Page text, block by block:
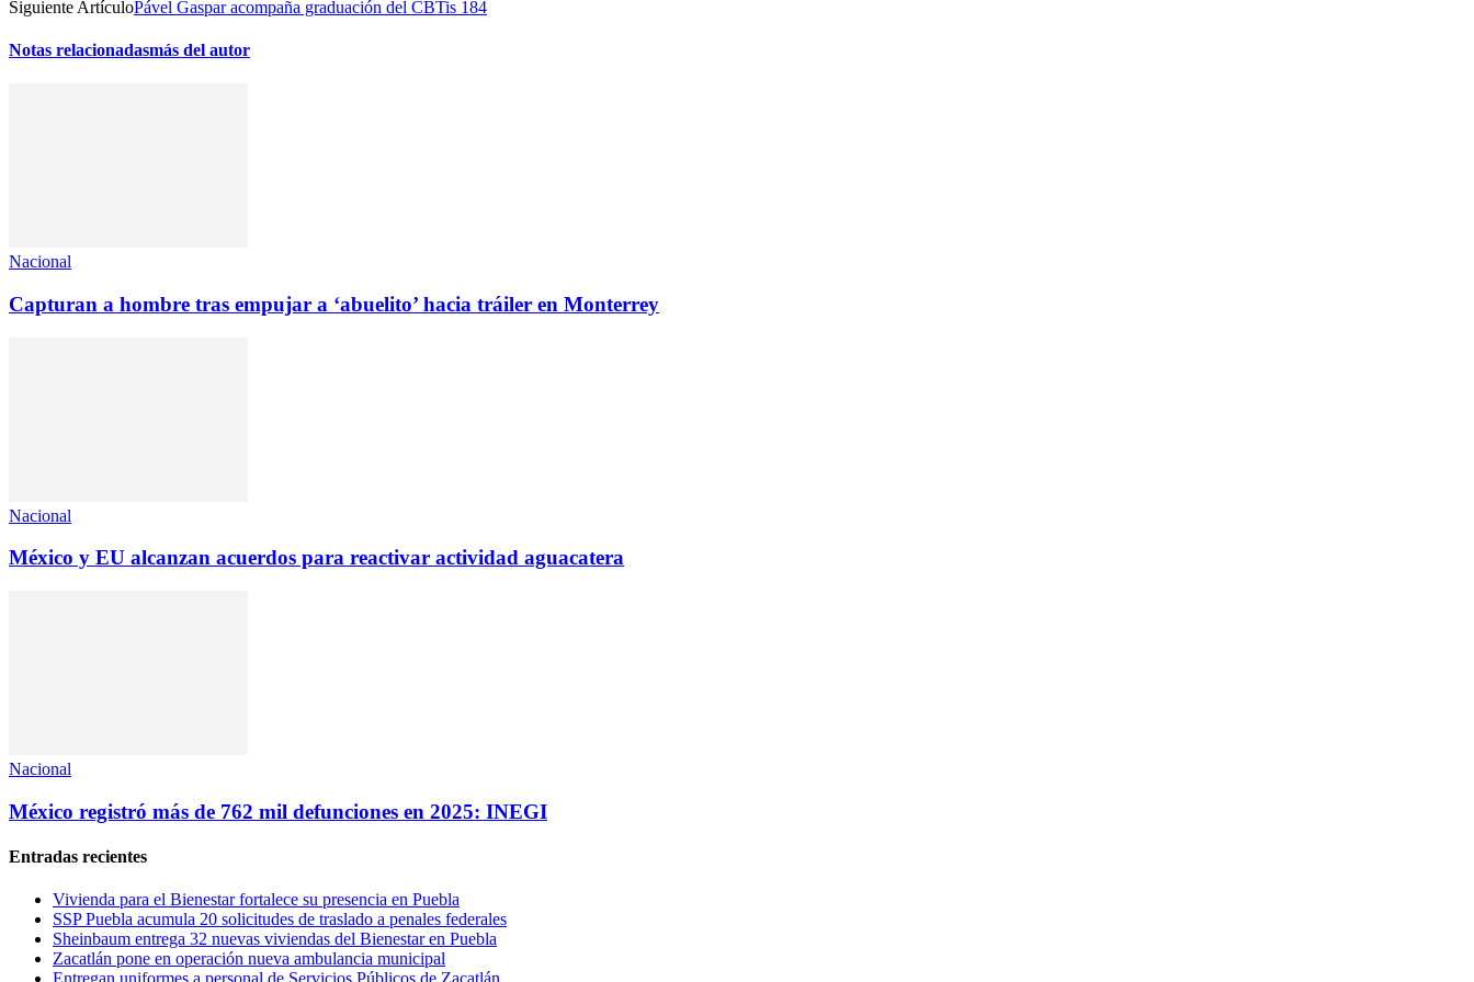
Siguiente ArtículoPável Gaspar acompaña graduación del CBTis 184
Notas relacionadasmás del autor
Nacional
Capturan a hombre tras empujar a ‘abuelito’ hacia tráiler en Monterrey
Nacional
México y EU alcanzan acuerdos para reactivar actividad aguacatera
Nacional
México registró más de 762 mil defunciones en 2025: INEGI
Entradas recientes
Vivienda para el Bienestar fortalece su presencia en Puebla
SSP Puebla acumula 20 solicitudes de traslado a penales federales
Sheinbaum entrega 32 nuevas viviendas del Bienestar en Puebla
Zacatlán pone en operación nueva ambulancia municipal